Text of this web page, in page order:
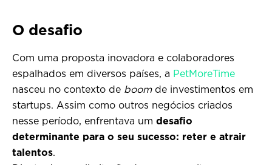
O desafio
Com uma proposta inovadora e colaboradores
espalhados em diversos países, a PetMoreTime
nasceu no contexto de boom de investimentos em
startups. Assim como outros negócios criados
nesse período, enfrentava um desafio
determinante para o seu sucesso: reter e atrair
talentos.